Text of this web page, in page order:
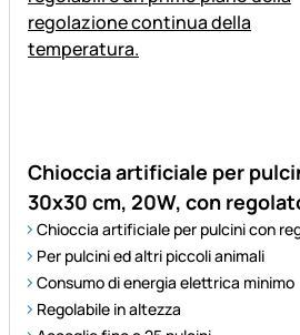
Chioccia artificiale per
30x30 cm, 20W, con
Chioccia artificiale per pulcini con
Per pulcini ed altri piccoli animali
Consumo di energia elettrica minimo
Regolabile in altezza